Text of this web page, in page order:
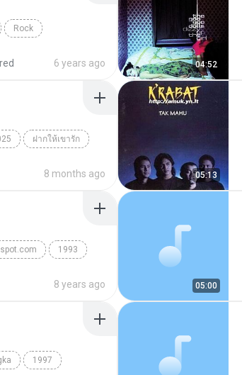
Rock
6 years ago 04:52
ฝากให้เขารัก
8 months ago 05:13
1993
8 years ago 05:00
1997